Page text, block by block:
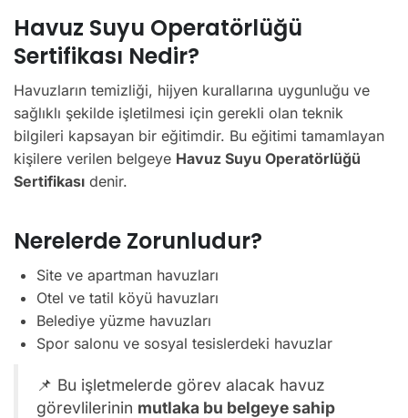
Havuz Suyu Operatörlüğü
Sertifikası Nedir?
Havuzların temizliği, hijyen kurallarına uygunluğu ve
sağlıklı şekilde işletilmesi için gerekli olan teknik
bilgileri kapsayan bir eğitimdir. Bu eğitimi tamamlayan
kişilere verilen belgeye Havuz Suyu Operatörlüğü
Sertifikası denir.
Nerelerde Zorunludur?
Site ve apartman havuzları
Otel ve tatil köyü havuzları
Belediye yüzme havuzları
Spor salonu ve sosyal tesislerdeki havuzlar
📌 Bu işletmelerde görev alacak havuz
görevlilerinin mutlaka bu belgeye sahip